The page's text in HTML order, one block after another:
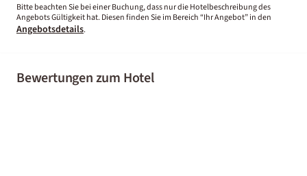
Bitte beachten Sie bei einer Buchung, dass nur die Hotelbeschreibung des
Angebots Gültigkeit hat. Diesen finden Sie im Bereich “Ihr Angebot” in den
Angebotsdetails.
Bewertungen zum Hotel